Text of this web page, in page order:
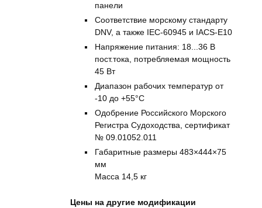
панели
Соответствие морскому стандарту
DNV, а также IEC-60945 и IACS-E10
Напряжение питания: 18...36 В
пост.тока, потребляемая мощность
45 Вт
Диапазон рабочих температур от
-10 до +55°С
Одобрение Российского Морского
Регистра Судоходства, сертификат
№ 09.01052.011
Габаритные размеры 483×444×75
мм
Масса 14,5 кг
Цены на другие модификации